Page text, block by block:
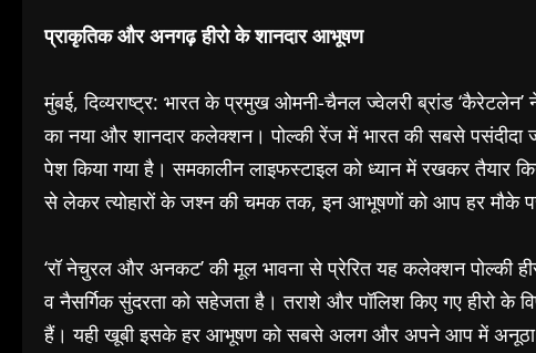
प्राकृतिक और अनगढ़ हीरो के शानदार आभूषण
मुंबई, दिव्यराष्ट्र: भारत के प्रमुख ओमनी-चैनल ज्वेलरी ब्रांड
का नया और शानदार कलेक्शन। पोल्की रेंज में भारत की सबसे
पेश किया गया है। समकालीन लाइफस्टाइल को ध्यान में रखकर तैयार
से लेकर त्योहारों के जश्न की चमक तक, इन आभूषणों को आप हर मौके
‘रॉ नेचुरल और अनकट’ की मूल भावना से प्रेरित यह कलेक्शन पोल्की
व नैसर्गिक सुंदरता को सहेजता है। तराशे और पॉलिश किए गए हीरो के
हैं। यही खूबी इसके हर आभूषण को सबसे अलग और अपने आप में अनूठा